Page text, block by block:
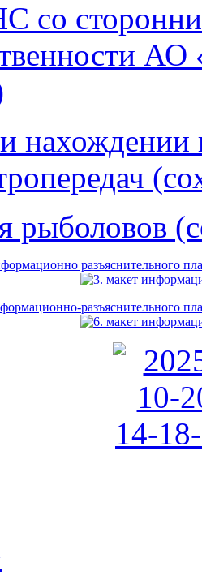
со
рыболовов